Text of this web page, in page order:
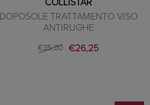
COLLISTAR
DOPOSOLE TRATTAMENTO VISO
ANTIRUGHE
€35,00 €26,25